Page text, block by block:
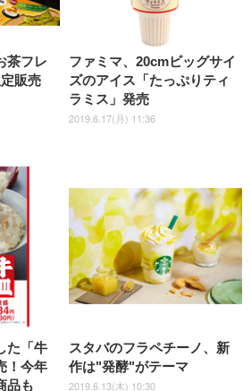
ソコンチェア (ホワイ
茶フレ
販売
ファミマ、20cmビッグサイ
ズのアイス「たっぷりティ
ラミス」発売
2019.6.17(月) 11:36
た「牛
！今年
品も
スタバのフラペチーノ、新
作は"発酵"がテーマ
2019.6.13(木) 10:30